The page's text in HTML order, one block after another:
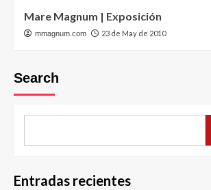
Mare Magnum | Exposición
mmagnum.com 23 de May de 2010
Search
Entradas recientes